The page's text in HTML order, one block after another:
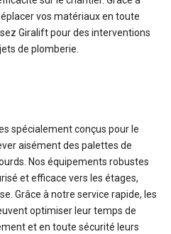
vos matériaux en toute
Giralift pour des interventions
de plomberie.
spécialement conçus pour le
aisément des palettes de
Nos équipements robustes
et efficace vers les étages,
Grâce à notre service rapide, les
optimiser leur temps de
et en toute sécurité leurs